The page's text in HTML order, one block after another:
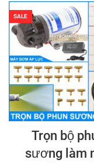
SALE
Trọn bộ
sương làm